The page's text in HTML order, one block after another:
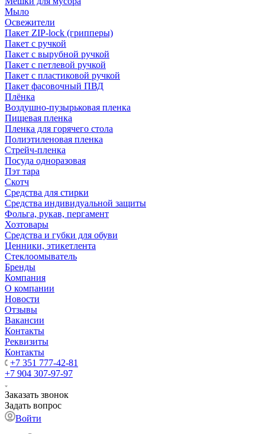
Мыло
Освежители
Пакет ZIP-lock (грипперы)
Пакет с ручкой
Пакет с вырубной ручкой
Пакет с петлевой ручкой
Пакет с пластиковой ручкой
Пакет фасовочный ПВД
Плёнка
Воздушно-пузырьковая пленка
Пищевая пленка
Пленка для горячего стола
Полиэтиленовая пленка
Стрейч-пленка
Посуда одноразовая
Пэт тара
Скотч
Средства для стирки
Средства индивидуальной защиты
Фольга, рукав, пергамент
Хозтовары
Средства и губки для обуви
Ценники, этикетлента
Стеклоомыватель
Бренды
Компания
О компании
Новости
Отзывы
Вакансии
Контакты
Реквизиты
Контакты
+7 351 777-42-81
+7 904 307-97-97
Заказать звонок
Задать вопрос
Войти